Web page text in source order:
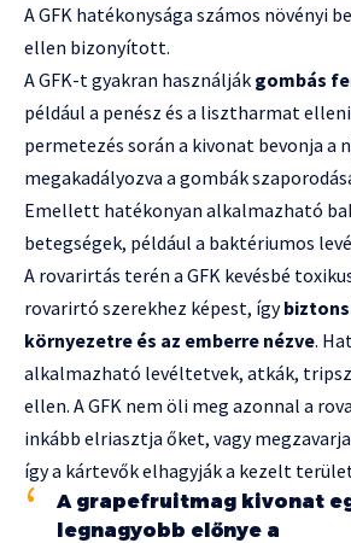
A GFK hatékonysága számos növényi
ellen bizonyított.
A GFK-t gyakran használják gombás
például a penész és a lisztharmat elleni
permetezés során a kivonat bevonja a
megakadályozva a gombák
Emellett hatékonyan alkalmazható
betegségek, például a baktériumos
A rovarirtás terén a GFK kevésbé
rovarirtó szerekhez képest, így
környezetre és az emberre nézve.
alkalmazható levéltetvek, atkák,
ellen. A GFK nem öli meg azonnal a
inkább elriasztja őket, vagy
így a kártevők elhagyják a kezelt
A grapefruitmag kivonat
legnagyobb előnye a